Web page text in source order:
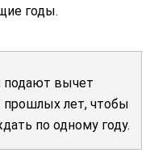
годы.
подают вычет
прошлых лет, чтобы
по одному году.